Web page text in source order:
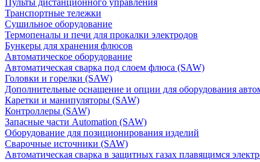
Пульты дистанционного управления
Транспортные тележки
Сушильное оборудование
Термопеналы и печи для прокалки электродов
Бункеры для хранения флюсов
Автоматическое оборудование
Автоматическая сварка под слоем флюса (SAW)
Головки и горелки (SAW)
Дополнительные оснащение и опции для оборудования
Каретки и манипуляторы (SAW)
Контроллеры (SAW)
Запасные части Automation (SAW)
Оборудование для позиционирования изделий
Сварочные источники (SAW)
Автоматическая сварка в защитных газах плавящимся